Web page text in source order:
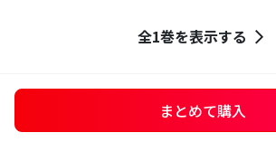
全1巻を表示する
まとめて購入